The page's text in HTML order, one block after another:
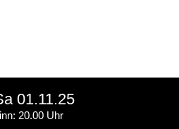
01.11.25
20.00 Uhr